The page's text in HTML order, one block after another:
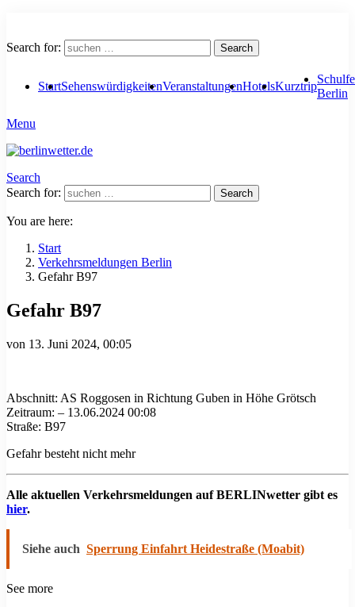
Search for: Search
StartSehenswürdigkeitenVeranstaltungenHotelsKurztrip
Berlin
Menu
Search
Search for:
Search
You are here:
Start
Verkehrsmeldungen Berlin
Gefahr B97
Gefahr B97
von 13. Juni 2024, 00:05
Abschnitt: AS Roggosen in Richtung Guben in Höhe Grötsch
Zeitraum: – 13.06.2024 00:08
Straße: B97
Gefahr besteht nicht mehr
Alle aktuellen Verkehrsmeldungen auf BERLINwetter gibt es
hier.
Siehe auch Sperrung Einfahrt Heidestraße (Moabit)
See more